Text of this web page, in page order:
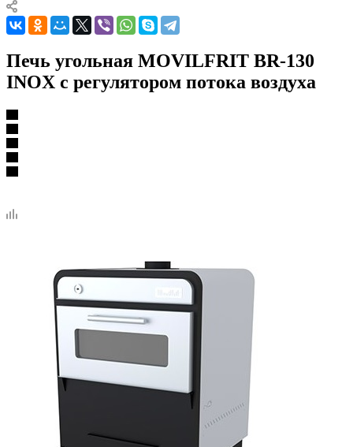
Печь угольная MOVILFRIT BR-130
INOX с регулятором потока воздуха